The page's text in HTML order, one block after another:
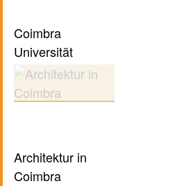
Coimbra
Universität
Architektur in
Coimbra